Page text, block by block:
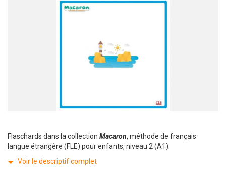
Flaschards dans la collection Macaron, méthode de français
langue étrangère (FLE) pour enfants, niveau 2 (A1).
Voir le descriptif complet